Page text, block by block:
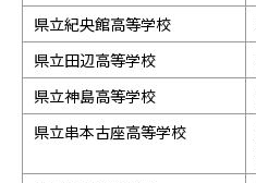
県立紀央館高等学校
県立田辺高等学校
県立神島高等学校
県立串本古座高等学校